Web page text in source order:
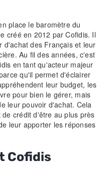
place le baromètre du
créé en 2012 par Cofidis. Il
d'achat des Français et leur
Au fil des années, c'est
en tant qu'acteur majeur
qu'il permet d'éclairer
leur budget, les
pour bien le gérer, mais
leur pouvoir d'achat. Cela
crédit d'être au plus près
leur apporter les réponses
Cofidis